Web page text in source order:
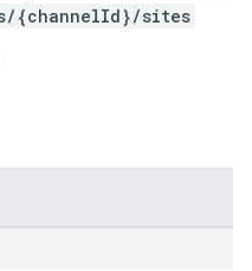
{channelId}/sites